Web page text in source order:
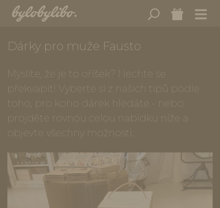
Dárky pro muže Fausto
Myslíte, že je to oříšek? Nechte se
překvapit! Vyberte si z našich tipů podle
toho, pro koho dárek hledáte - nebo
projděte rovnou celou nabídku níže a
objevte všechny možnosti.